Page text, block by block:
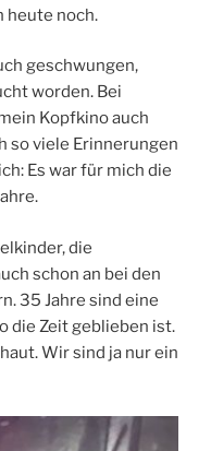
heute noch.
geschwungen,
worden. Bei
Kopfkino auch
so viele Erinnerungen
Es war für mich die
die
schon an bei den
35 Jahre sind eine
die Zeit geblieben ist.
Wir sind ja nur ein